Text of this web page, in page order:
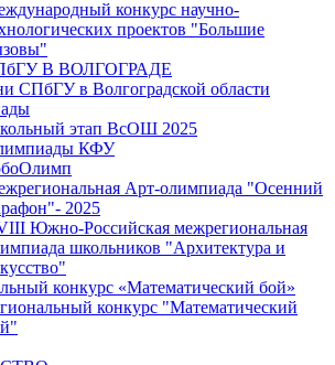
конкурс научно-
проектов "Большие
В ВОЛГОГРАДЕ
СПбГУ в Волгоградской области
этап ВсОШ 2025
КФУ
Арт-олимпиада "Осенний
2025
Южно-Российская межрегиональная
школьников "Архитектура и
конкурс «Математический бой»
конкурс "Математический